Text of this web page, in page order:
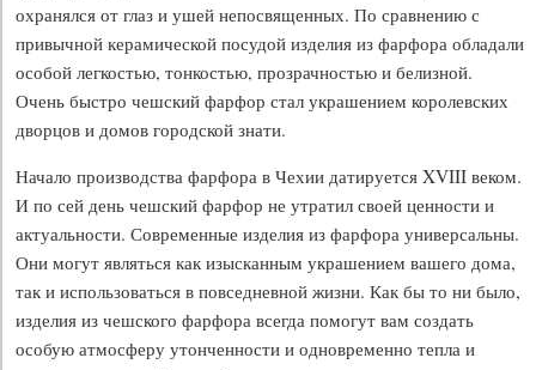
охранялся от глаз и ушей непосвященных. По сравнению с
привычной керамической посудой изделия из фарфора обладали
особой легкостью, тонкостью, прозрачностью и белизной.
Очень быстро чешский фарфор стал украшением королевских
дворцов и домов городской знати.
Начало производства фарфора в Чехии датируется XVIII веком.
И по сей день чешский фарфор не утратил своей ценности и
актуальности. Современные изделия из фарфора универсальны.
Они могут являться как изысканным украшением вашего дома,
так и использоваться в повседневной жизни. Как бы то ни было,
изделия из чешского фарфора всегда помогут вам создать
особую атмосферу утонченности и одновременно тепла и